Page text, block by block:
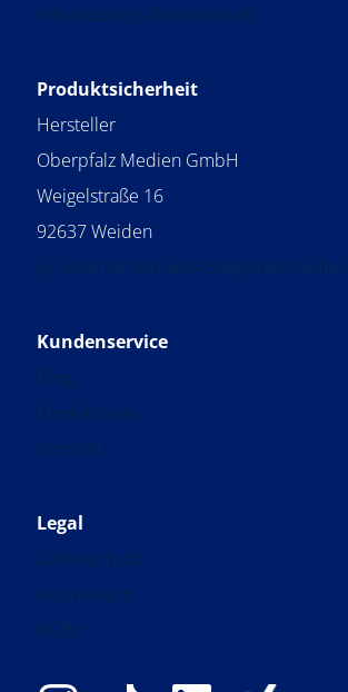
info@oberpfalzmedien.de
Produktsicherheit
Hersteller
Oberpfalz Medien GmbH
Weigelstraße 16
92637 Weiden
Kundenservice
Blog
Mediadaten
Kontakt
Legal
Datenschutz
Impressum
AGBs